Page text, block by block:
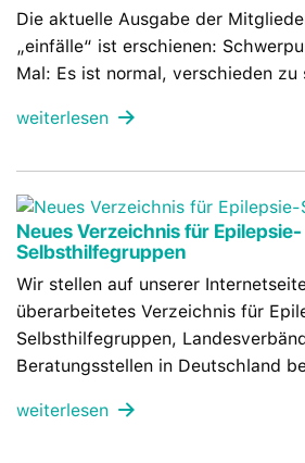
Die aktuelle Ausgabe der
„einfälle“ ist erschienen:
Mal: Es ist normal, verschieden zu
weiterlesen
Neues Verzeichnis für Epilepsie-
Selbsthilfegruppen
Wir stellen auf unserer
überarbeitetes Verzeichnis für
Selbsthilfegruppen,
Beratungsstellen in Deutschland
weiterlesen